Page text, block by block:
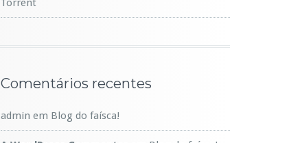
Torrent
Comentários recentes
admin em Blog do faísca!